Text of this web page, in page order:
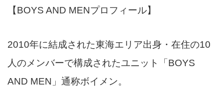
【BOYS AND MENプロフィール】
2010年に結成された東海エリア出身・在住の10
人のメンバーで構成されたユニット「BOYS
AND MEN」通称ボイメン。